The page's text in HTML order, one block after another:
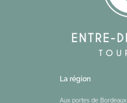
La région
Aux portes de Bordeaux